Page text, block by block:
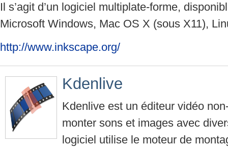
Il s’agit d’un logiciel multiplate-forme,
Microsoft Windows, Mac OS X (sous X11),
http://www.inkscape.org/
Kdenlive
Kdenlive est un éditeur vidéo
monter sons et images avec
logiciel utilise le moteur de